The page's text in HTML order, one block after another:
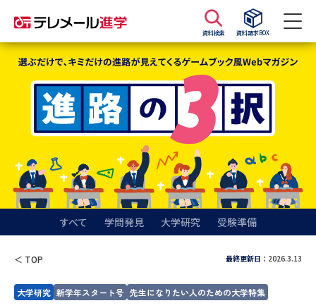
資料検索 資料請求BOX
資料検索
大学・短大の資料種類から請求
大学パンフ 学部・学科パンフ
総合型選抜・学校推薦型選抜 募
集要項＆願書
大学入学共通テスト利用選抜の
募集要項＆願書
大学・短大以外の資料から請求
すべて 学問発見 大学研究 受験準備
＜ TOP 最終更新日 ：2026.3.13
大学研究 新学年スタート号 先生になりたい人のための大学特集